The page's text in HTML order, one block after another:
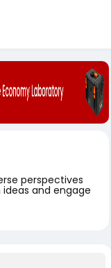
perspectives
and engage